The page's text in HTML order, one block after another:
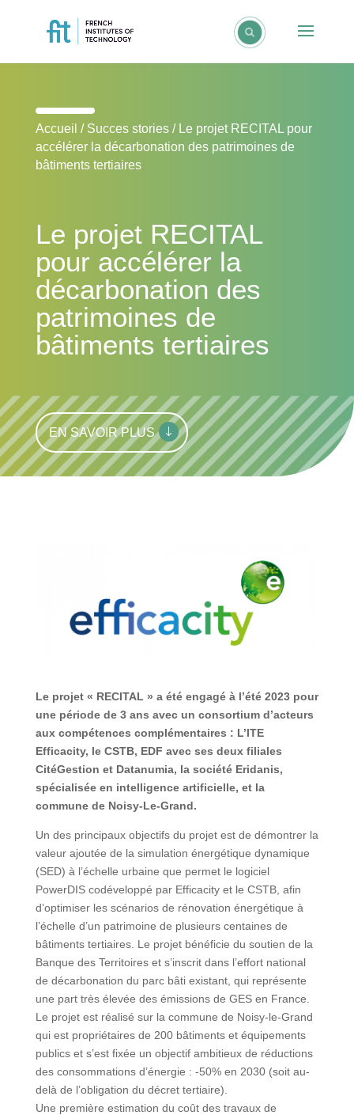
Accueil / Succes stories/ Le projet RECITAL pour
accélérer la décarbonation des patrimoines de
bâtiments tertiaires
Le projet RECITAL
pour accélérer la
décarbonation des
patrimoines de
bâtiments tertiaires
EN SAVOIR PLUS
Le projet « RECITAL » a été engagé à l’été 2023 pour
une période de 3 ans avec un consortium d’acteurs
aux compétences complémentaires : L’ITE
Efficacity, le CSTB, EDF avec ses deux filiales
CitéGestion et Datanumia, la société Eridanis,
spécialisée en intelligence artificielle, et la
commune de Noisy-Le-Grand.
Un des principaux objectifs du projet est de démontrer la
valeur ajoutée de la simulation énergétique dynamique
(SED) à l’échelle urbaine que permet le logiciel
PowerDIS codéveloppé par Efficacity et le CSTB, afin
d’optimiser les scénarios de rénovation énergétique à
l’échelle d’un patrimoine de plusieurs centaines de
bâtiments tertiaires. Le projet bénéficie du soutien de la
Banque des Territoires et s’inscrit dans l’effort national
de décarbonation du parc bâti existant, qui représente
une part très élevée des émissions de GES en France.
Le projet est réalisé sur la commune de Noisy-le-Grand
qui est propriétaires de 200 bâtiments et équipements
publics et s’est fixée un objectif ambitieux de réductions
des consommations d’énergie : -50% en 2030 (soit au-
delà de l’obligation du décret tertiaire).
Une première estimation du coût des travaux de